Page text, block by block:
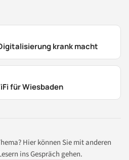
krank macht
für Wiesbaden
Hier können Sie mit anderen
ins Gespräch gehen.